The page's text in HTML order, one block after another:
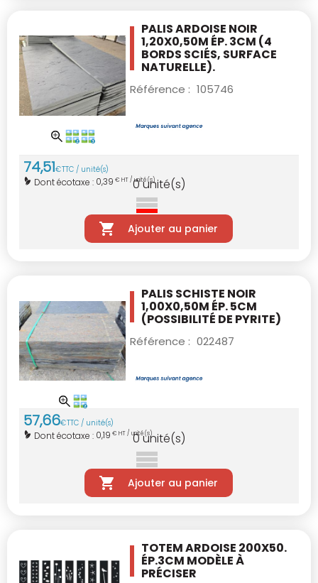
PALIS ARDOISE NOIR
1,20X0,50M ÉP. 3CM (4
BORDS SCIÉS, SURFACE
NATURELLE).
Référence : 105746
74,51€TTC / unité(s)
Dont écotaxe : 0,39 € HT / unité(s)
0unité(s)
Ajouter au panier
PALIS SCHISTE NOIR
1,00X0,50M ÉP. 5CM
(POSSIBILITÉ DE PYRITE)
Référence : 022487
57,66€TTC / unité(s)
Dont écotaxe : 0,19 € HT / unité(s)
0unité(s)
Ajouter au panier
TOTEM ARDOISE 200X50.
ÉP.3CM MODÈLE À
PRÉCISER